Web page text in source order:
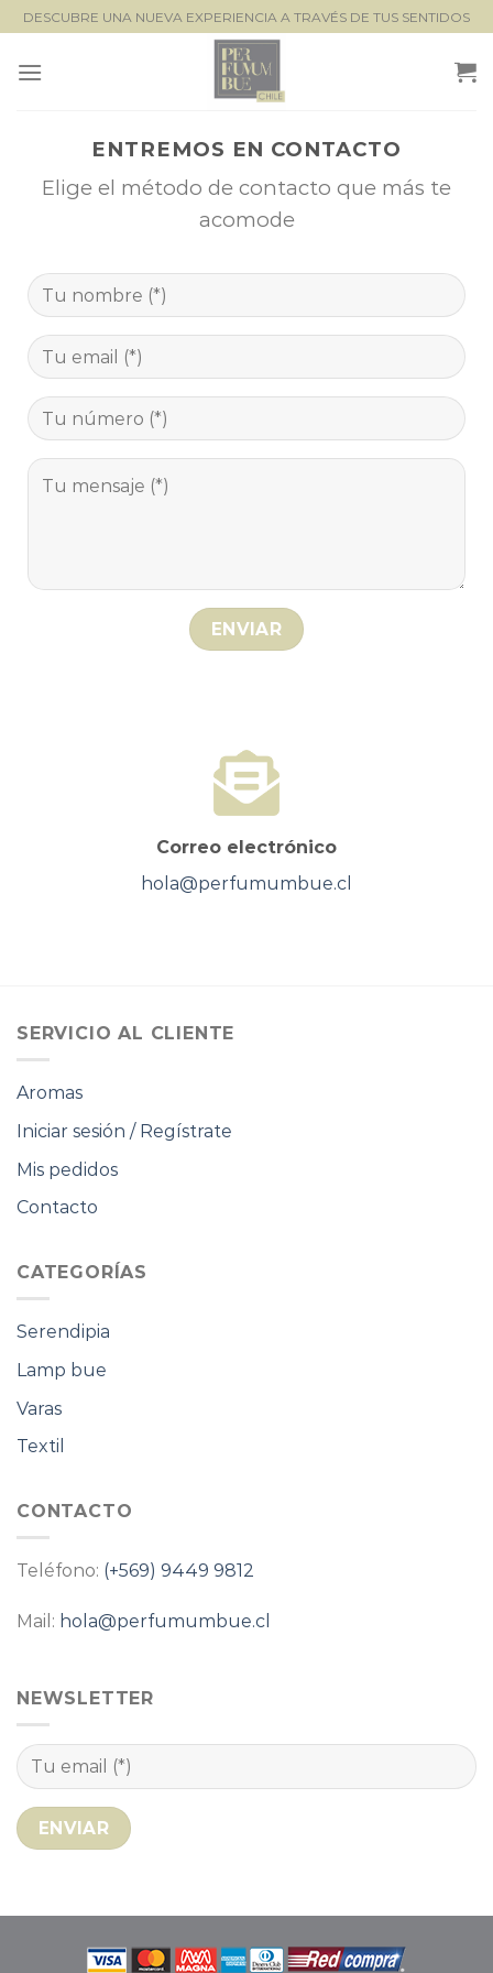
Saltar
al
contenido
DESCUBRE UNA NUEVA EXPERIENCIA A TRAVÉS DE TUS SENTIDOS
ENTREMOS EN CONTACTO
Elige el método de contacto que más te
acomode
Correo electrónico
hola@perfumumbue.cl
SERVICIO AL CLIENTE
Aromas
Iniciar sesión / Regístrate
Mis pedidos
Contacto
CATEGORÍAS
Serendipia
Lamp bue
Varas
Textil
CONTACTO
Teléfono: (+569) 9449 9812
Mail: hola@perfumumbue.cl
NEWSLETTER